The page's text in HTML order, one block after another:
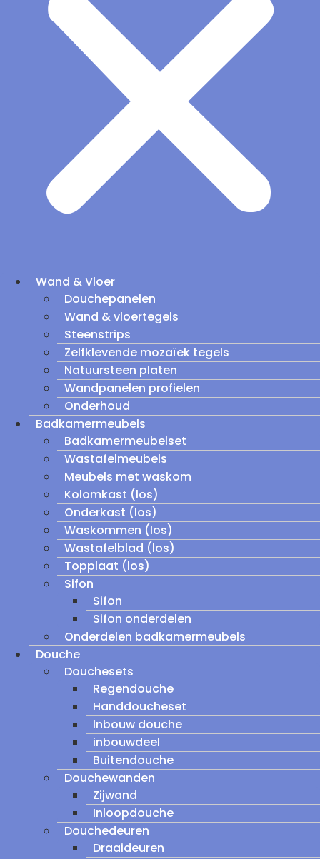
Wand & Vloer
Douchepanelen
Wand & vloertegels
Steenstrips
Zelfklevende mozaïek tegels
Natuursteen platen
Wandpanelen profielen
Onderhoud
Badkamermeubels
Badkamermeubelset
Wastafelmeubels
Meubels met waskom
Kolomkast (los)
Onderkast (los)
Waskommen (los)
Wastafelblad (los)
Topplaat (los)
Sifon
Sifon
Sifon onderdelen
Onderdelen badkamermeubels
Douche
Douchesets
Regendouche
Handdoucheset
Inbouw douche
inbouwdeel
Buitendouche
Douchewanden
Zijwand
Inloopdouche
Douchedeuren
Draaideuren